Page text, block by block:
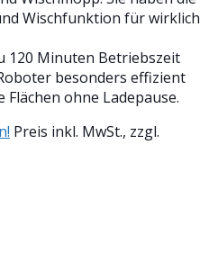
Wischfunktion für wirklich
120 Minuten Betriebszeit
besonders effizient
ohne Ladepause.
Preis inkl. MwSt., zzgl.